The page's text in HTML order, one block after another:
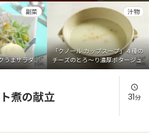
お問い合わせ
PARK とは
うまサラダ
副菜
「クノール カップスープ」４種の
チーズのとろ～り濃厚ポタージュ
汁物
煮の献立 31分